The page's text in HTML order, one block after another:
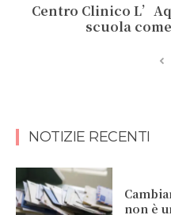
Centro Clinico
scuola
NOTIZIE RECENTI
non è